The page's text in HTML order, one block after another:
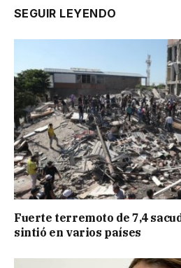
SEGUIR LEYENDO
Fuerte terremoto de 7,4
sintió en varios países